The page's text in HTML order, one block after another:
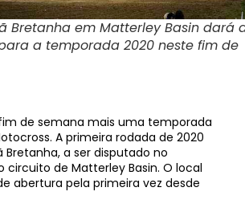
Bretanha em Matterley Basin dará
a temporada 2020 neste fim de
de semana mais uma temporada
A primeira rodada de 2020
Bretanha, a ser disputado no
circuito de Matterley Basin. O local
abertura pela primeira vez desde